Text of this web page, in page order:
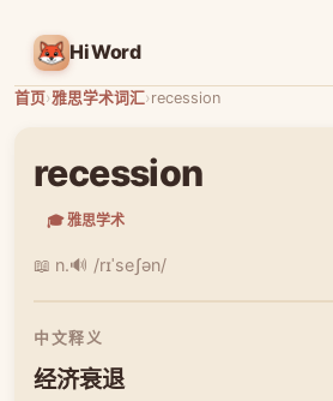
HiWord
首页›雅思学术词汇›recession
recession
🎓 雅思学术
📖 n.🔊 /rɪˈseʃən/
中文释义
经济衰退